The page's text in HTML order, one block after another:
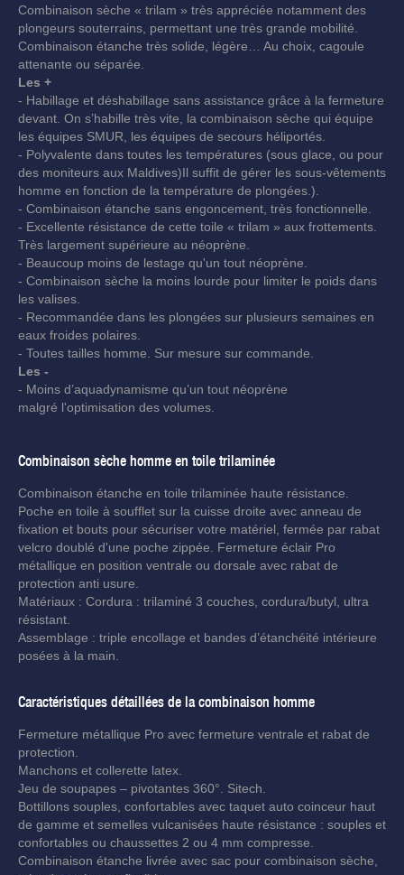
Combinaison sèche « trilam » très appréciée notamment des
plongeurs souterrains, permettant une très grande mobilité.
Combinaison étanche très solide, légère… Au choix, cagoule
attenante ou séparée.
Les +
- Habillage et déshabillage sans assistance grâce à la fermeture
devant. On s’habille très vite, la combinaison sèche qui équipe
les équipes SMUR, les équipes de secours héliportés.
- Polyvalente dans toutes les températures (sous glace, ou pour
des moniteurs aux Maldives)Il suffit de gérer les sous-vêtements
homme en fonction de la température de plongées.).
- Combinaison étanche sans engoncement, très fonctionnelle.
- Excellente résistance de cette toile « trilam » aux frottements.
Très largement supérieure au néoprène.
- Beaucoup moins de lestage qu'un tout néoprène.
- Combinaison sèche la moins lourde pour limiter le poids dans
les valises.
- Recommandée dans les plongées sur plusieurs semaines en
eaux froides polaires.
- Toutes tailles homme. Sur mesure sur commande.
Les -
- Moins d’aquadynamisme qu’un tout néoprène
malgré l'optimisation des volumes.
Combinaison sèche homme en toile trilaminée
Combinaison étanche en toile trilaminée haute résistance.
Poche en toile à soufflet sur la cuisse droite avec anneau de
fixation et bouts pour sécuriser votre matériel, fermée par rabat
velcro doublé d'une poche zippée. Fermeture éclair Pro
métallique en position ventrale ou dorsale avec rabat de
protection anti usure.
Matériaux : Cordura : trilaminé 3 couches, cordura/butyl, ultra
résistant.
Assemblage : triple encollage et bandes d’étanchéité intérieure
posées à la main.
Caractéristiques détaillées de la combinaison homme
Fermeture métallique Pro avec fermeture ventrale et rabat de
protection.
Manchons et collerette latex.
Jeu de soupapes – pivotantes 360°. Sitech.
Bottillons souples, confortables avec taquet auto coinceur haut
de gamme et semelles vulcanisées haute résistance : souples et
confortables ou chaussettes 2 ou 4 mm compresse.
Combinaison étanche livrée avec sac pour combinaison sèche,